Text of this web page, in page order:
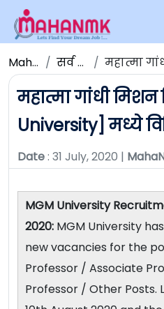
Maha NMK सर्व जाहिराती महात्मा गांधी मिशन
महात्मा गांधी मिशन
University] मध्ये
Date: 31 July, 2020 |
MGM University
2020: MGM University has
new vacancies for the
Professor / Associate
Professor / Other Posts.